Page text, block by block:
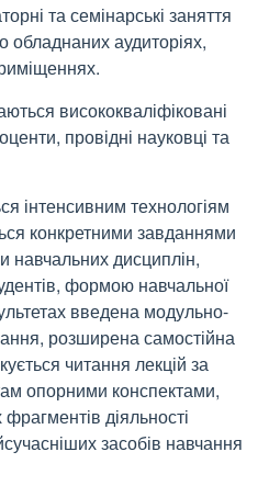
та семінарські заняття
обладнаних аудиторіях,
висококваліфіковані
провідні науковці та
інтенсивним технологіям
конкретними завданнями
навчальних дисциплін,
формою навчальної
введена модульно-
розширена самостійна
читання лекцій за
опорними конспектами,
діяльності
засобів навчання